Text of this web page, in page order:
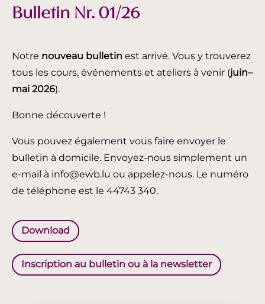
Bulletin Nr. 01/26
Notre nouveau bulletin est arrivé. Vous y trouverez
tous les cours, événements et ateliers à venir (juin–
mai 2026).
Bonne découverte !
Vous pouvez également vous faire envoyer le
bulletin à domicile. Envoyez-nous simplement un
e-mail à info@ewb.lu ou appelez-nous. Le numéro
de téléphone est le 44743 340.
Download
Inscription au bulletin ou à la newsletter